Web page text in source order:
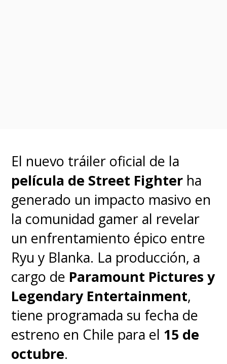
El nuevo tráiler oficial de la
película de Street Fighter ha
generado un impacto masivo en
la comunidad gamer al revelar
un enfrentamiento épico entre
Ryu y Blanka. La producción, a
cargo de Paramount Pictures y
Legendary Entertainment,
tiene programada su fecha de
estreno en Chile para el 15 de
octubre.